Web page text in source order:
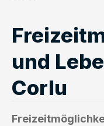
und
Corlu